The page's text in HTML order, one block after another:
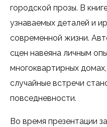
городской прозы. В
узнаваемых деталей и
современной жизни.
сцен навеяна личным
многоквартирных
случайные встречи
повседневности.
Во время презентации